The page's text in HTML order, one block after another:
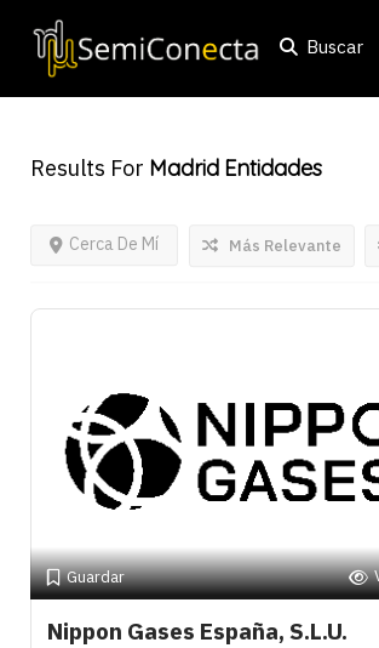
Buscar
Results For Madrid Entidades
Cerca De Mí Más Relevante
Guardar
Nippon Gases España, S.L.U.